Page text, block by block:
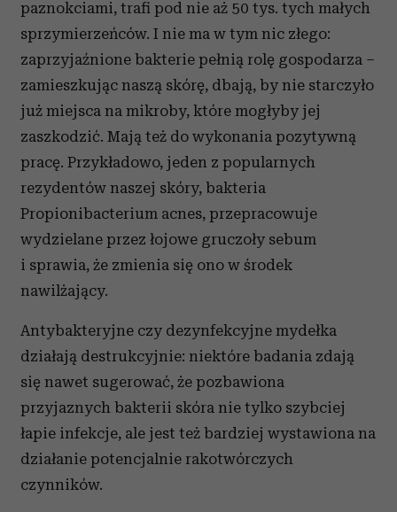
analizować ruch w naszej witrynie. Informacje o tym, jak
korzystasz z naszej witryny, udostępniamy partnerom
społecznościowym, reklamowym i analitycznym.
Partnerzy mogą połączyć te informacje z innymi danymi
otrzymanymi od Ciebie lub uzyskanymi podczas
korzystania z ich usług.
paznokciami, trafi pod nie aż 50 tys. tych małych
sprzymierzeńców. I nie ma w tym nic złego:
zaprzyjaźnione bakterie pełnią rolę gospodarza –
zamieszkując naszą skórę, dbają, by nie starczyło
już miejsca na mikroby, które mogłyby jej
zaszkodzić. Mają też do wykonania pozytywną
pracę. Przykładowo, jeden z popularnych
rezydentów naszej skóry, bakteria
Propionibacterium acnes, przepracowuje
wydzielane przez łojowe gruczoły sebum
i sprawia, że zmienia się ono w środek
nawilżający.
Antybakteryjne czy dezynfekcyjne mydełka
działają destrukcyjnie: niektóre badania zdają
się nawet sugerować, że pozbawiona
przyjaznych bakterii skóra nie tylko szybciej
łapie infekcje, ale jest też bardziej wystawiona na
działanie potencjalnie rakotwórczych
czynników.